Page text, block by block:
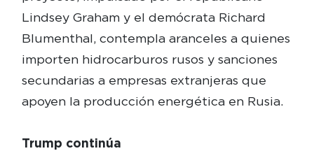
Lindsey Graham y el demócrata Richard
Blumenthal, contempla aranceles a quienes
importen hidrocarburos rusos y sanciones
secundarias a empresas extranjeras que
apoyen la producción energética en Rusia.
Trump continúa